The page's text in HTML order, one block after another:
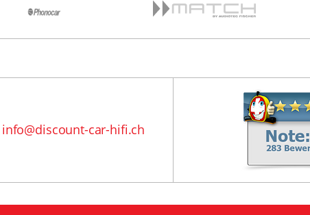
info@discount-car-hifi.ch